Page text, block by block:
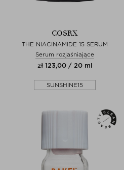
COSRX
THE NIACINAMIDE 15 SERUM
Serum rozjaśniające
zł 123,00 / 20 ml
SUNSHINE15